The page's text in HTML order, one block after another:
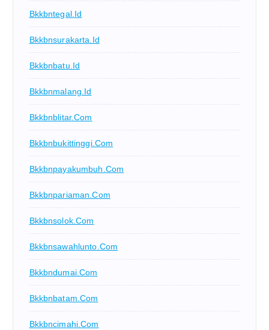
Bkkbntegal.id
Bkkbnsurakarta.id
Bkkbnbatu.id
Bkkbnmalang.id
Bkkbnblitar.com
Bkkbnbukittinggi.com
Bkkbnpayakumbuh.com
Bkkbnpariaman.com
Bkkbnsolok.com
Bkkbnsawahlunto.com
Bkkbndumai.com
Bkkbnbatam.com
Bkkbncimahi.com